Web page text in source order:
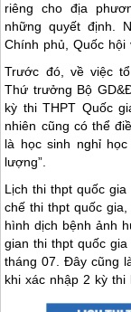
riêng cho địa
những quyết định.
Chính phủ, Quốc hội
Trước đó, về việc
Thứ trưởng Bộ
kỳ thi THPT Quốc
nhiên cũng có thể
là học sinh nghỉ
lượng”.
Lịch thi thpt quốc
chế thi thpt quốc
hình dịch bệnh ảnh
gian thi thpt quốc
tháng 07. Đây cũng
khi xác nhập 2 kỳ thi